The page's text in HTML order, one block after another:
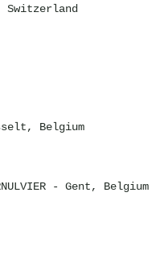
Belgium
- Gent, Belgium